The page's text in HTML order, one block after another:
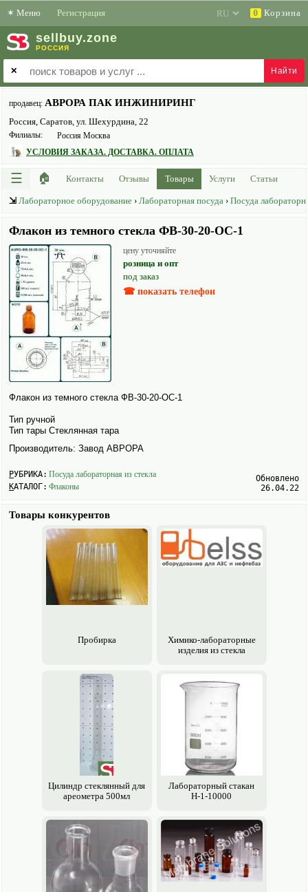
✶ Меню Регистрация 0 Корзина
sell buy.zone
РОССИЯ
✕
продавец: АВРОРА ПАК ИНЖИНИРИНГ
Россия, Саратов, ул. Шехурдина, 22
Филиалы:
Россия Москва
УСЛОВИЯ ЗАКАЗА. ДОСТАВКА. ОПЛАТА
☰ 🏠 Контакты Отзывы Товары Услуги Статьи
⇲ Лабораторное оборудование › Лабораторная посуда › Посуда
Флакон из темного стекла ФВ-30-20-ОС-1
цену уточняйте
розница и опт
под заказ
☎ показать телефон
Флакон из темного стекла ФВ-30-20-ОС-1
Тип ручной
Тип тары Стеклянная тара
Производитель: Завод АВРОРА
РУБРИКА: Посуда лабораторная из стекла
Обновлено
26.04.22
КАТАЛОГ: Флаконы
Товары конкурентов
Пробирка
Химико-лабораторные
изделия из стекла
Цилиндр стеклянный для
ареометра 500мл
Лабораторный стакан
Н-1-10000